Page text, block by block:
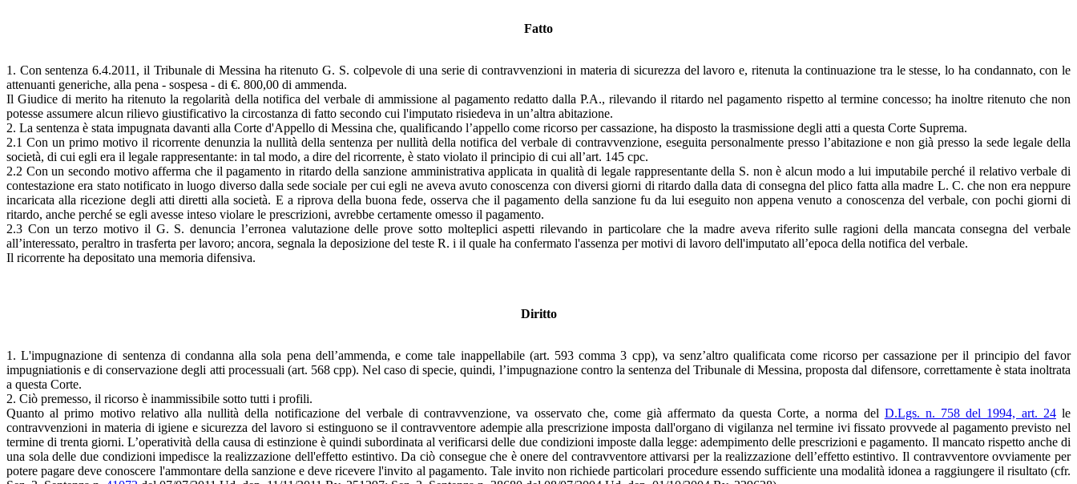
Fatto
1. Con sentenza 6.4.2011, il Tribunale di Messina ha ritenuto G. S. colpevole di una serie di contravvenzioni in materia di sicurezza del lavoro e, ritenuta la continuazione tra le stesse, lo ha condannato, con le
attenuanti generiche, alla pena - sospesa - di €. 800,00 di ammenda.
Il Giudice di merito ha ritenuto la regolarità della notifica del verbale di ammissione al pagamento redatto dalla P.A., rilevando il ritardo nel pagamento rispetto al termine concesso; ha inoltre ritenuto che non
potesse assumere alcun rilievo giustificativo la circostanza di fatto secondo cui l'imputato risiedeva in un’altra abitazione.
2. La sentenza è stata impugnata davanti alla Corte d'Appello di Messina che, qualificando l’appello come ricorso per cassazione, ha disposto la trasmissione degli atti a questa Corte Suprema.
2.1 Con un primo motivo il ricorrente denunzia la nullità della sentenza per nullità della notifica del verbale di contravvenzione, eseguita personalmente presso l’abitazione e non già presso la sede legale della
società, di cui egli era il legale rappresentante: in tal modo, a dire del ricorrente, è stato violato il principio di cui all’art. 145 cpc.
2.2 Con un secondo motivo afferma che il pagamento in ritardo della sanzione amministrativa applicata in qualità di legale rappresentante della S. non è alcun modo a lui imputabile perché il relativo verbale di
contestazione era stato notificato in luogo diverso dalla sede sociale per cui egli ne aveva avuto conoscenza con diversi giorni di ritardo dalla data di consegna del plico fatta alla madre L. C. che non era neppure
incaricata alla ricezione degli atti diretti alla società. E a riprova della buona fede, osserva che il pagamento della sanzione fu da lui eseguito non appena venuto a conoscenza del verbale, con pochi giorni di
ritardo, anche perché se egli avesse inteso violare le prescrizioni, avrebbe certamente omesso il pagamento.
2.3 Con un terzo motivo il G. S. denuncia l’erronea valutazione delle prove sotto molteplici aspetti rilevando in particolare che la madre aveva riferito sulle ragioni della mancata consegna del verbale
all’interessato, peraltro in trasferta per lavoro; ancora, segnala la deposizione del teste R. i il quale ha confermato l'assenza per motivi di lavoro dell'imputato all’epoca della notifica del verbale.
Il ricorrente ha depositato una memoria difensiva.
Diritto
1. L'impugnazione di sentenza di condanna alla sola pena dell’ammenda, e come tale inappellabile (art. 593 comma 3 cpp), va senz’altro qualificata come ricorso per cassazione per il principio del favor
impugniationis e di conservazione degli atti processuali (art. 568 cpp). Nel caso di specie, quindi, l’impugnazione contro la sentenza del Tribunale di Messina, proposta dal difensore, correttamente è stata inoltrata
a questa Corte.
2. Ciò premesso, il ricorso è inammissibile sotto tutti i profili.
Quanto al primo motivo relativo alla nullità della notificazione del verbale di contravvenzione, va osservato che, come già affermato da questa Corte, a norma del D.Lgs. n. 758 del 1994, art. 24le
contravvenzioni in materia di igiene e sicurezza del lavoro si estinguono se il contravventore adempie alla prescrizione imposta dall'organo di vigilanza nel termine ivi fissato provvede al pagamento previsto nel
termine di trenta giorni. L’operatività della causa di estinzione è quindi subordinata al verificarsi delle due condizioni imposte dalla legge: adempimento delle prescrizioni e pagamento. Il mancato rispetto anche di
una sola delle due condizioni impedisce la realizzazione dell'effetto estintivo. Da ciò consegue che è onere del contravventore attivarsi per la realizzazione dell’effetto estintivo. Il contravventore ovviamente per
potere pagare deve conoscere l'ammontare della sanzione e deve ricevere l'invito al pagamento. Tale invito non richiede particolari procedure essendo sufficiente una modalità idonea a raggiungere il risultato (cfr.